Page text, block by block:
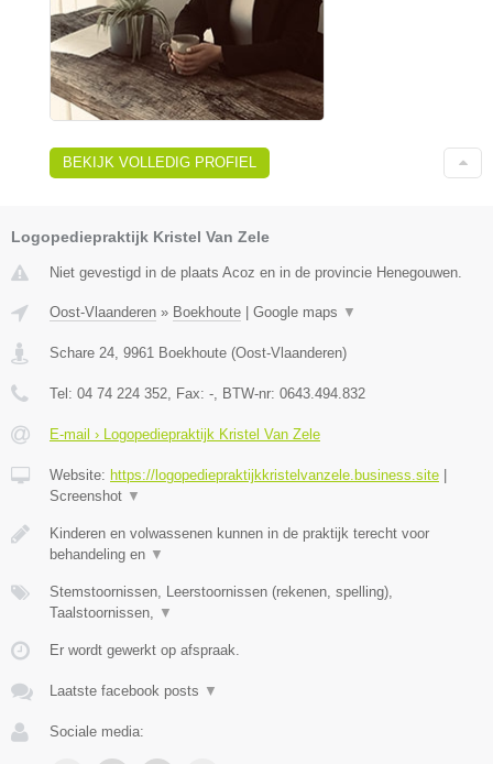
BEKIJK VOLLEDIG PROFIEL
Logopediepraktijk Kristel Van Zele
Niet gevestigd in de plaats Acoz en in de provincie Henegouwen.
Oost-Vlaanderen » Boekhoute | Google maps ▼
Schare 24 9961 Boekhoute (Oost-Vlaanderen)
Tel: 04 74 224 352 , Fax: - , BTW-nr: 0643.494.832
E-mail › Logopediepraktijk Kristel Van Zele
Website: https://logopediepraktijkkristelvanzele.business.site |
Screenshot ▼
Kinderen en volwassenen kunnen in de praktijk terecht voor
behandeling en ▼
Stemstoornissen, Leerstoornissen (rekenen, spelling),
Taalstoornissen,
▼
Er wordt gewerkt op afspraak.
Laatste facebook posts ▼
Sociale media: